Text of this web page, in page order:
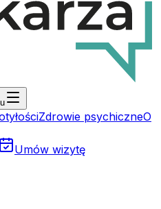
Zdrowie psychiczneO
Umów wizytę